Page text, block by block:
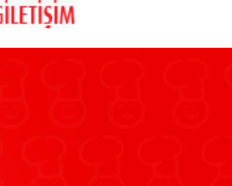
BAKANIMIZ